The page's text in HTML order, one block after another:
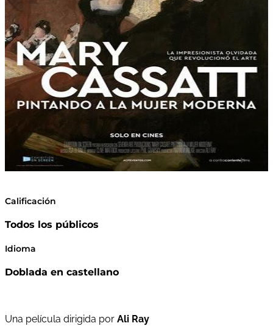
Calificación
Todos los públicos
Idioma
Doblada en castellano
Una película dirigida por Ali Ray